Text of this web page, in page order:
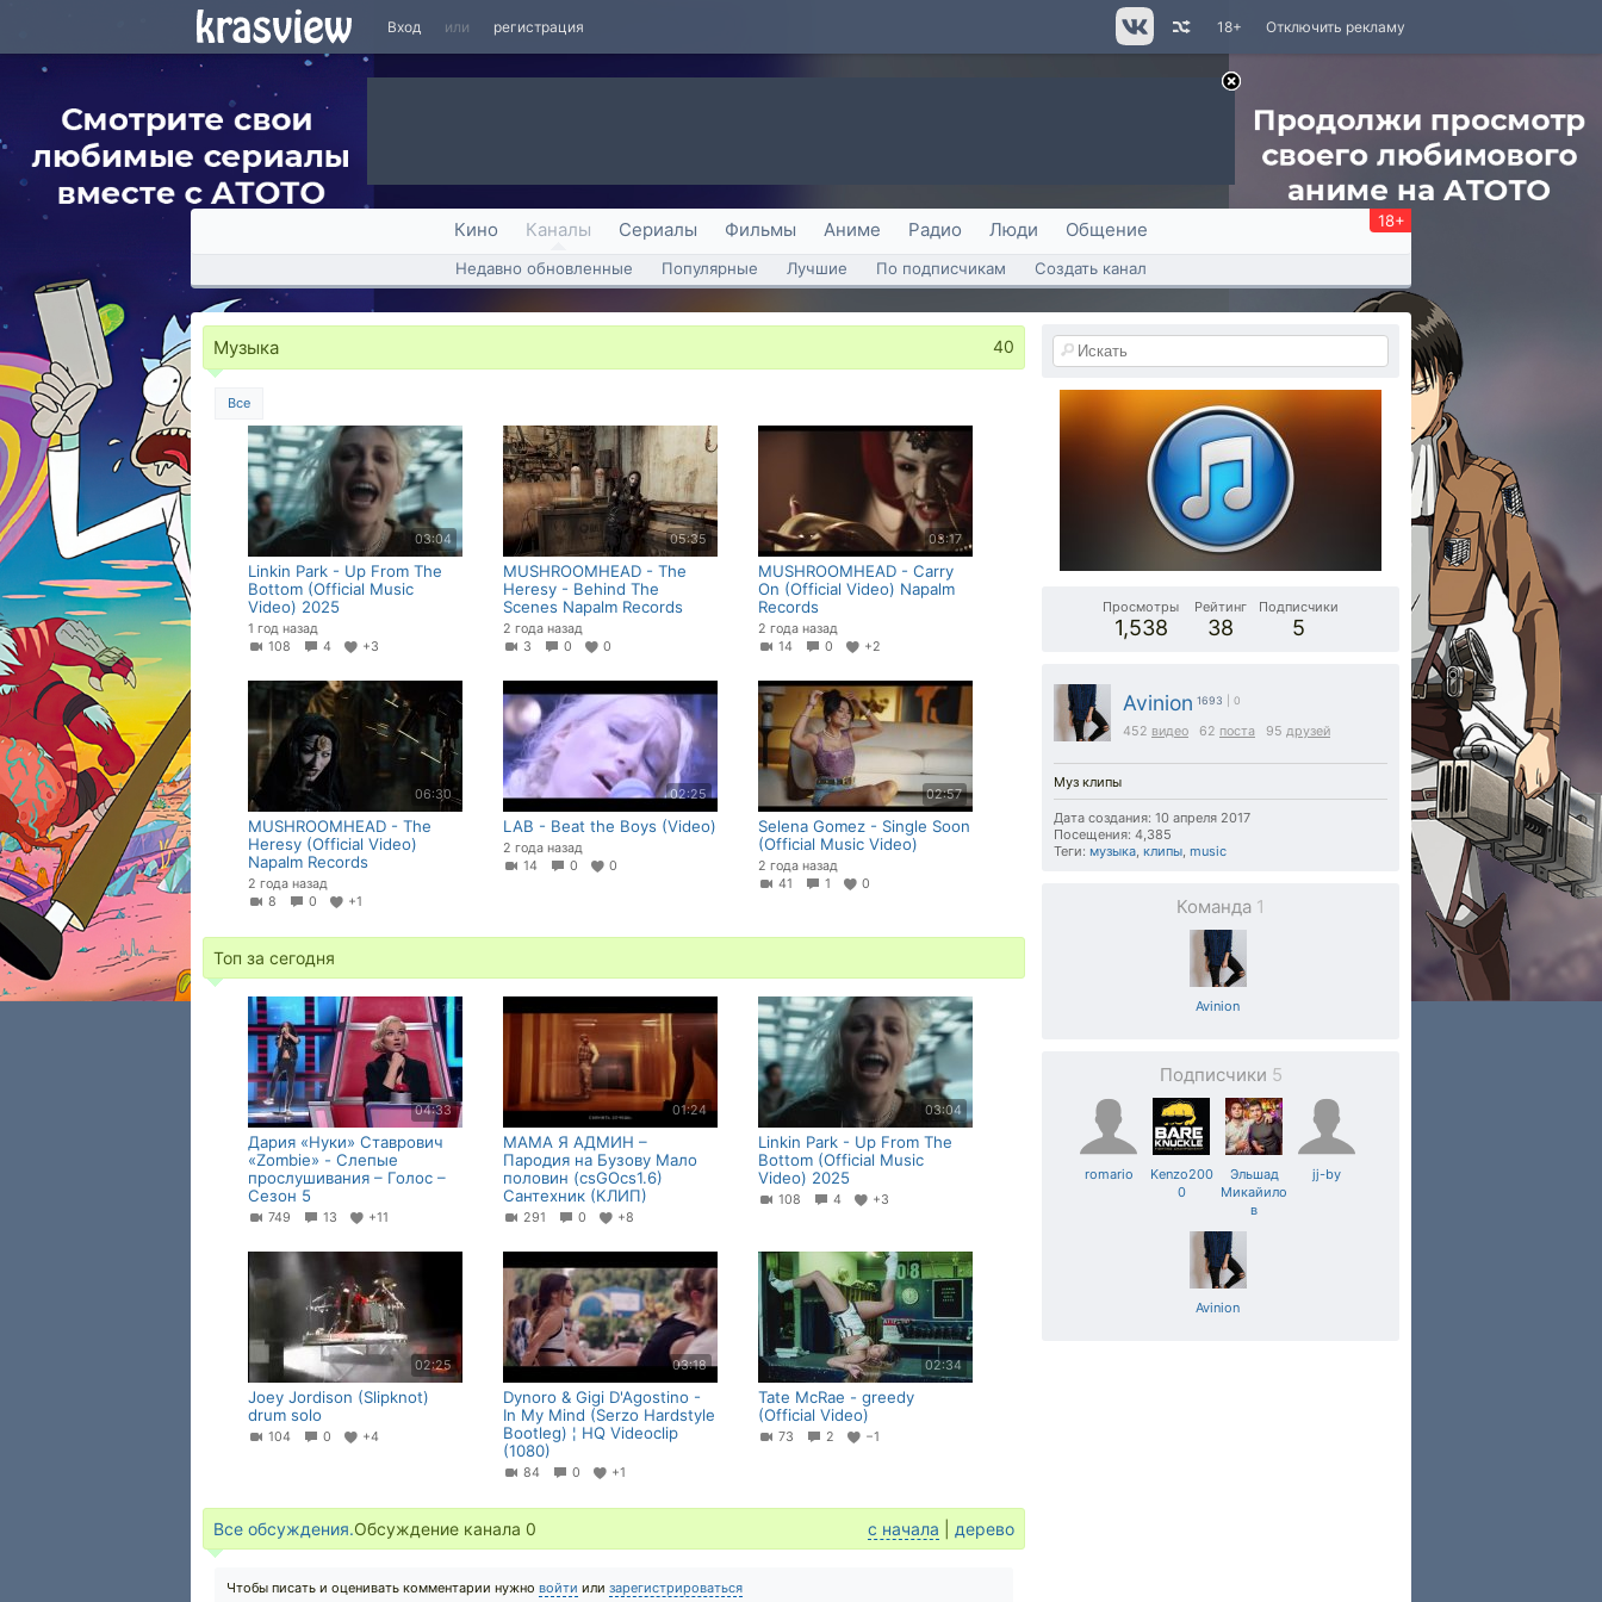
Вход или регистрация Отключить рекламу
18+
Кино Каналы Сериалы Фильмы Аниме Радио Люди Общение 18+
Недавно обновленные Популярные Лучшие По подписчикам Создать канал
Музыка 40
Все
03:04
Linkin Park - Up From The
Bottom (Official Music
Video) 2025
1 год назад
108
4 +3
05:35
MUSHROOMHEAD - The
Heresy - Behind The
Scenes Napalm Records
2 года назад
3
0 0
03:17
MUSHROOMHEAD - Carry
On (Official Video) Napalm
Records
2 года назад
14
0 +2
06:30
MUSHROOMHEAD - The
Heresy (Official Video)
Napalm Records
2 года назад
8
0 +1
02:25
LAB - Beat the Boys (Video)
2 года назад
14
0 0
02:57
Selena Gomez - Single Soon
(Official Music Video)
2 года назад
41
1 0
Топ за сегодня
04:33
Дария «Нуки» Ставрович
«Zombie» - Слепые
прослушивания – Голос –
Сезон 5
749 13 +11
01:24
МАМА Я АДМИН –
Пародия на Бузову Мало
половин (csGOcs1.6)
Сантехник (КЛИП)
291 0 +8
03:04
Linkin Park - Up From The
Bottom (Official Music
Video) 2025
108 4 +3
02:25
Joey Jordison (Slipknot)
drum solo
104 0 +4
03:18
Dynoro & Gigi D'Agostino -
In My Mind (Serzo Hardstyle
Bootleg) ¦ HQ Videoclip
(1080)
84 0 +1
02:34
Tate McRae - greedy
(Official Video)
73 2 −1
Все обсуждения.Обсуждение канала 0 с начала дерево
Чтобы писать и оценивать комментарии нужно войти или зарегистрироваться
Просмотры
1,538
Рейтинг
38
Подписчики
5
Avinion 1693 | 0
452 видео 62 поста 95 друзей
Муз клипы
Дата создания: 10 апреля 2017
Посещения: 4,385
Теги: музыка, клипы, music
Команда 1
Avinion
Подписчики 5
romario
Kenzo200
0
Эльшад
Микайило
в
jj-by
Avinion